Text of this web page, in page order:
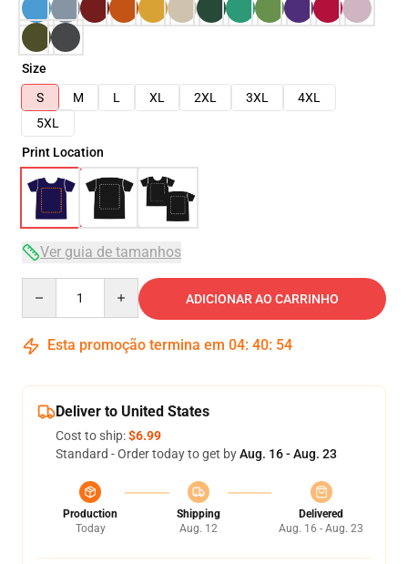
Size
S
M L XL 2XL 3XL
4XL
5XL
Print Location
Ver guia de tamanhos
ADICIONAR AO CARRINHO
Esta promoção termina em 04: 40: 54
Deliver to United States
Cost to ship:$6.99
Standard - Order today to get byAug. 16 - Aug. 23
Production
Today
Shipping
Aug. 12
Delivered
Aug. 16 - Aug. 23